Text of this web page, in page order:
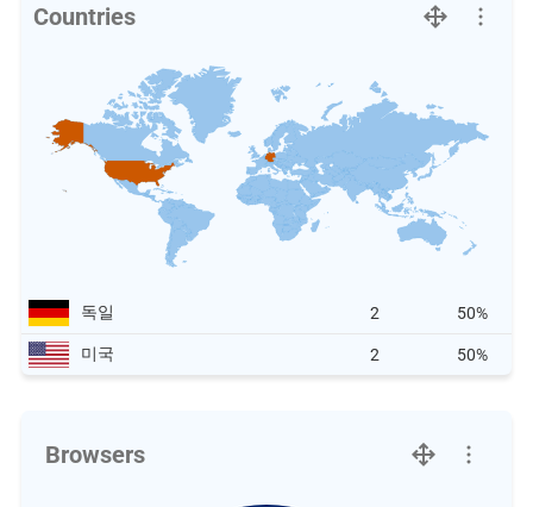
Countries
독일 2 50%
미국 2 50%
Browsers